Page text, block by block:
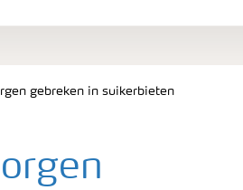
gebreken in suikerbieten